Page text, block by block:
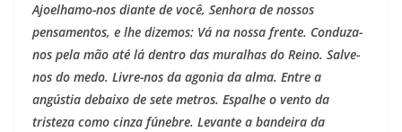
Ajoelhamo-nos diante de você, Senhora de nossos
pensamentos, e lhe dizemos: Vá na nossa frente. Conduza-
nos pela mão até lá dentro das muralhas do Reino. Salve-
nos do medo. Livre-nos da agonia da alma. Entre a
angústia debaixo de sete metros. Espalhe o vento da
tristeza como cinza fúnebre. Levante a bandeira da